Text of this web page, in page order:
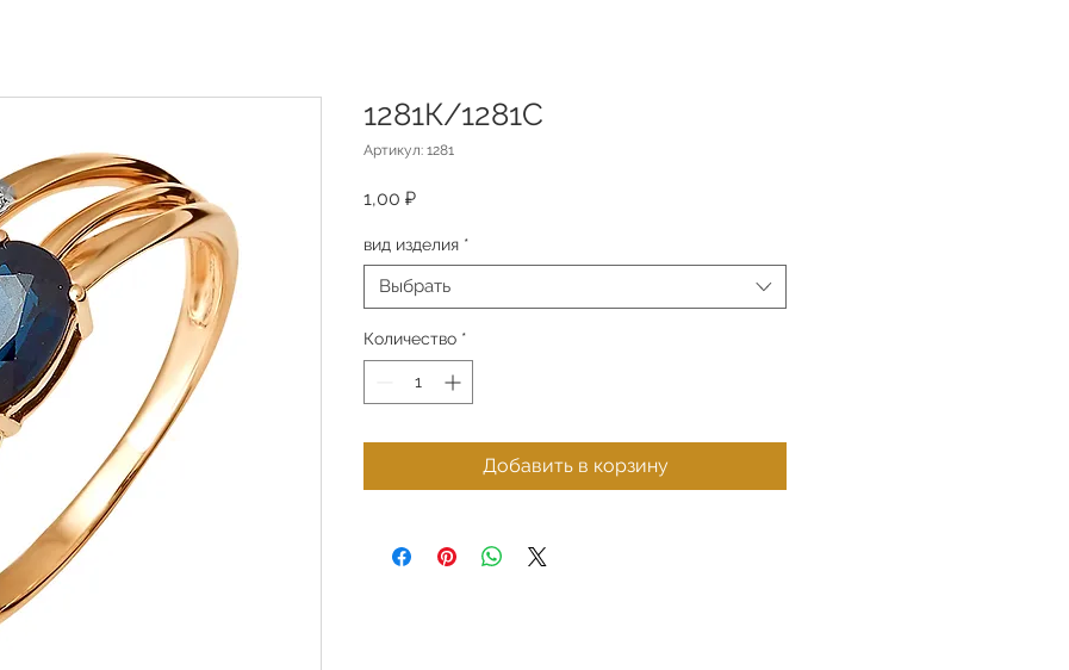
1281К/1281С
Артикул: 1281
1,00 ₽Цена
вид изделия *
Выбрать
Количество *
Добавить в корзину